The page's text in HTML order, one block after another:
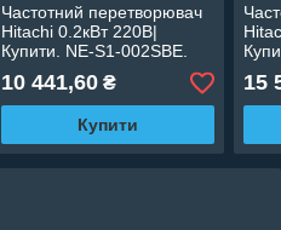
Частотний перетворювач
Hitachi 0.2кВт 220В|
Купити. NE-S1-002SBE.
Частотник Hitachi NE-S1
0.2кВт для асинхронних
електродвигунів.
10 441,60₴
Купити
15